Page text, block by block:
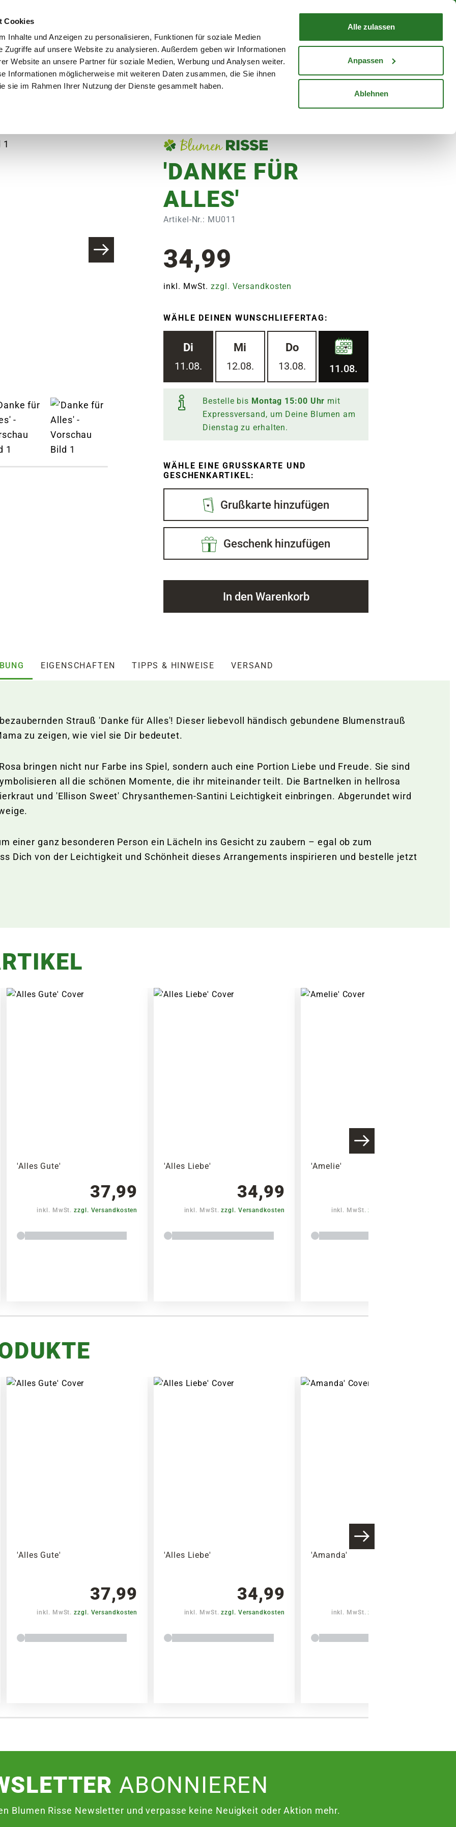
Cookies
Inhalte und Anzeigen zu personalisieren, Funktionen für soziale Medien
Zugriffe auf unsere Website zu analysieren. Außerdem geben wir Informationen
Website an unsere Partner für soziale Medien, Werbung und Analysen weiter.
Informationen möglicherweise mit weiteren Daten zusammen, die Sie ihnen
sie im Rahmen Ihrer Nutzung der Dienste gesammelt haben.
Alle zulassen
Anpassen
Ablehnen
Mein KontoStandorte
WARENKORB
Garten Aktuelles Ratgeber Gutscheine Karriere
'DANKE FÜR
ALLES'
Artikel-Nr.: MU011
34,99
inkl. MwSt.zzgl. Versandkosten
WÄHLE DEINEN WUNSCHLIEFERTAG:
Di
11.08.
Mi
12.08.
Do
13.08. 11.08.
Bestelle bis Montag 15:00 Uhr mit
Expressversand, um Deine Blumen am
Dienstag zu erhalten.
WÄHLE EINE GRUSSKARTE UND G
ESCHENKARTIKEL:
Grußkarte hinzufügen
Geschenk hinzufügen
In den Warenkorb
EIGENSCHAFTEN TIPPS & HINWEISE VERSAND
Strauß 'Danke für Alles'! Dieser liebevoll händisch gebundene Blumenstrauß
zu zeigen, wie viel sie Dir bedeutet.
bringen nicht nur Farbe ins Spiel, sondern auch eine Portion Liebe und Freude. Sie sind
all die schönen Momente, die ihr miteinander teilt. Die Bartnelken in hellrosa
und 'Ellison Sweet' Chrysanthemen-Santini Leichtigkeit einbringen. Abgerundet wird
einer ganz besonderen Person ein Lächeln ins Gesicht zu zaubern – egal ob zum
Dich von der Leichtigkeit und Schönheit dieses Arrangements inspirieren und bestelle jetzt
'Alles Gute'
37,99
inkl. MwSt.zzgl. Versandkosten
'Alles Liebe'
34,99
inkl. MwSt.zzgl. Versandkosten
'Amelie'
inkl. MwSt.zzgl. Versandkosten
'Alles Gute'
37,99
inkl. MwSt.zzgl. Versandkosten
'Alles Liebe'
34,99
inkl. MwSt.zzgl. Versandkosten
'Amanda'
inkl. MwSt.zzgl. Versandkosten
ABONNIEREN
Blumen Risse Newsletter und verpasse keine Neuigkeit oder Aktion mehr.